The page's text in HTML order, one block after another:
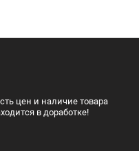
цен и наличие товара
в доработке!